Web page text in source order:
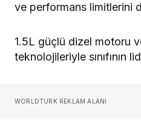
ve performans limitlerini
1.5L güçlü dizel motoru
teknolojileriyle sınıfının
WORLDTURK REKLAM ALANI